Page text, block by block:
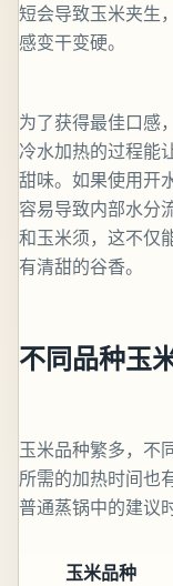
短会导致玉米夹生
感变干变硬。
为了获得最佳口感
冷水加热的过程能
甜味。如果使用开
容易导致内部水分
和玉米须，这不仅
有清甜的谷香。
不同品种玉
玉米品种繁多，不
所需的加热时间也
普通蒸锅中的建议
玉米品种